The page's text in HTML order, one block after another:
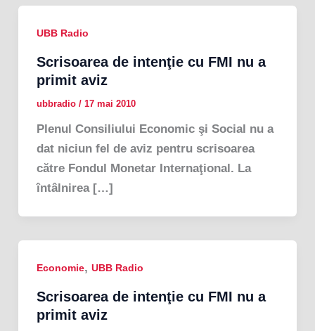
UBB Radio
Scrisoarea de intenţie cu FMI nu a
primit aviz
ubbradio / 17 mai 2010
Plenul Consiliului Economic şi Social nu a
dat niciun fel de aviz pentru scrisoarea
către Fondul Monetar Internaţional. La
întâlnirea […]
Economie, UBB Radio
Scrisoarea de intenţie cu FMI nu a
primit aviz